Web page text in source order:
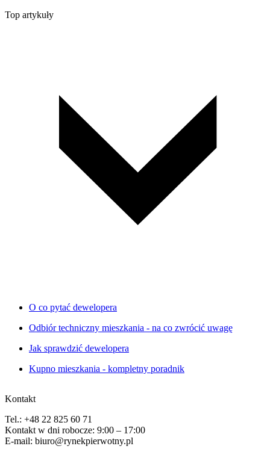
Top artykuły
O co pytać dewelopera
Odbiór techniczny mieszkania - na co zwrócić uwagę
Jak sprawdzić dewelopera
Kupno mieszkania - kompletny poradnik
Kontakt
Tel.: +48 22 825 60 71
Kontakt w dni robocze: 9:00 – 17:00
E-mail: biuro@rynekpierwotny.pl